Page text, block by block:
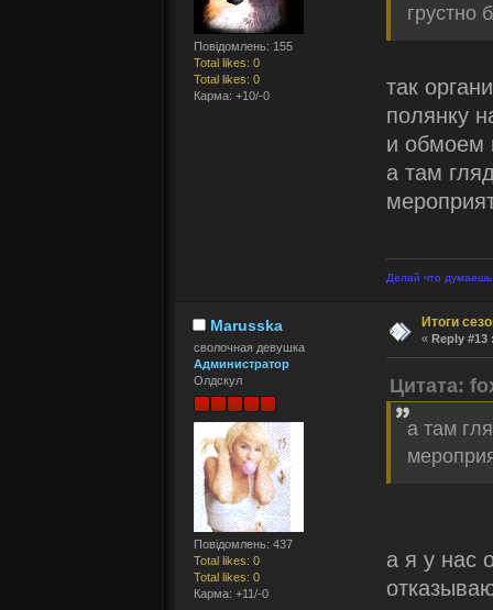
Повідомлень: 155
Total likes: 0
Total likes: 0
Карма: +10/-0
грустно
так
полянку
и обмоем
а там
Делай что
Marusska
сволочная девушка
Администратор
Олдскул
Повідомлень: 437
Total likes: 0
Total likes: 0
Карма: +11/-0
Итоги
« Reply #13
Цитата:
а там
а я у нас